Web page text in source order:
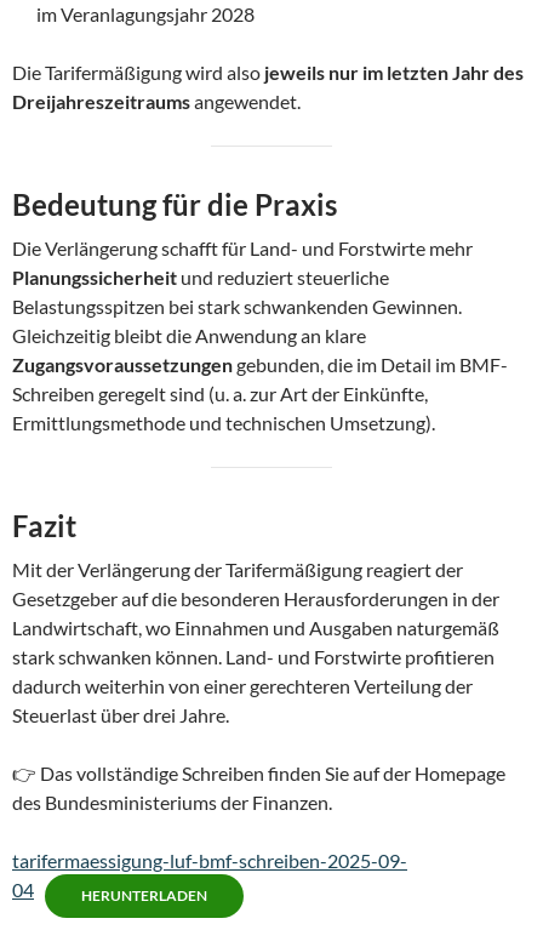
im Veranlagungsjahr 2028
Die Tarifermäßigung wird also jeweils nur im letzten Jahr des
Dreijahreszeitraumsangewendet.
Bedeutung für die Praxis
Die Verlängerung schafft für Land- und Forstwirte mehr
Planungssicherheit und reduziert steuerliche
Belastungsspitzen bei stark schwankenden Gewinnen.
Gleichzeitig bleibt die Anwendung an klare
Zugangsvoraussetzungengebunden, die im Detail im BMF-
Schreiben geregelt sind (u. a. zur Art der Einkünfte,
Ermittlungsmethode und technischen Umsetzung).
Fazit
Mit der Verlängerung der Tarifermäßigung reagiert der
Gesetzgeber auf die besonderen Herausforderungen in der
Landwirtschaft, wo Einnahmen und Ausgaben naturgemäß
stark schwanken können. Land- und Forstwirte profitieren
dadurch weiterhin von einer gerechteren Verteilung der
Steuerlast über drei Jahre.
👉 Das vollständige Schreiben finden Sie auf der Homepage
des Bundesministeriums der Finanzen.
tarifermaessigung-luf-bmf-schreiben-2025-09-
04
HERUNTERLADEN